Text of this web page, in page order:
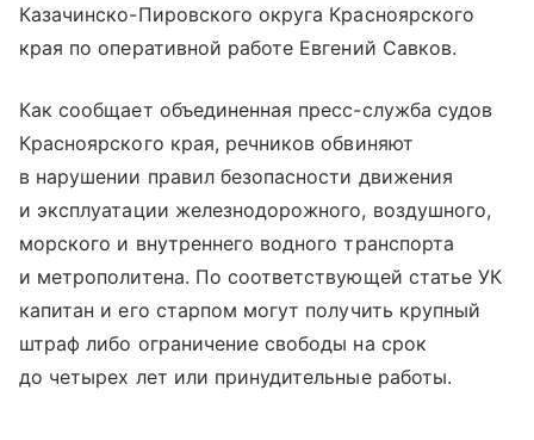
Казачинско-Пировского округа Красноярского
края по оперативной работе Евгений Савков.
Как сообщает объединенная пресс-служба судов
Красноярского края, речников обвиняют
в нарушении правил безопасности движения
и эксплуатации железнодорожного, воздушного,
морского и внутреннего водного транспорта
и метрополитена. По соответствующей статье УК
капитан и его старпом могут получить крупный
штраф либо ограничение свободы на срок
до четырех лет или принудительные работы.